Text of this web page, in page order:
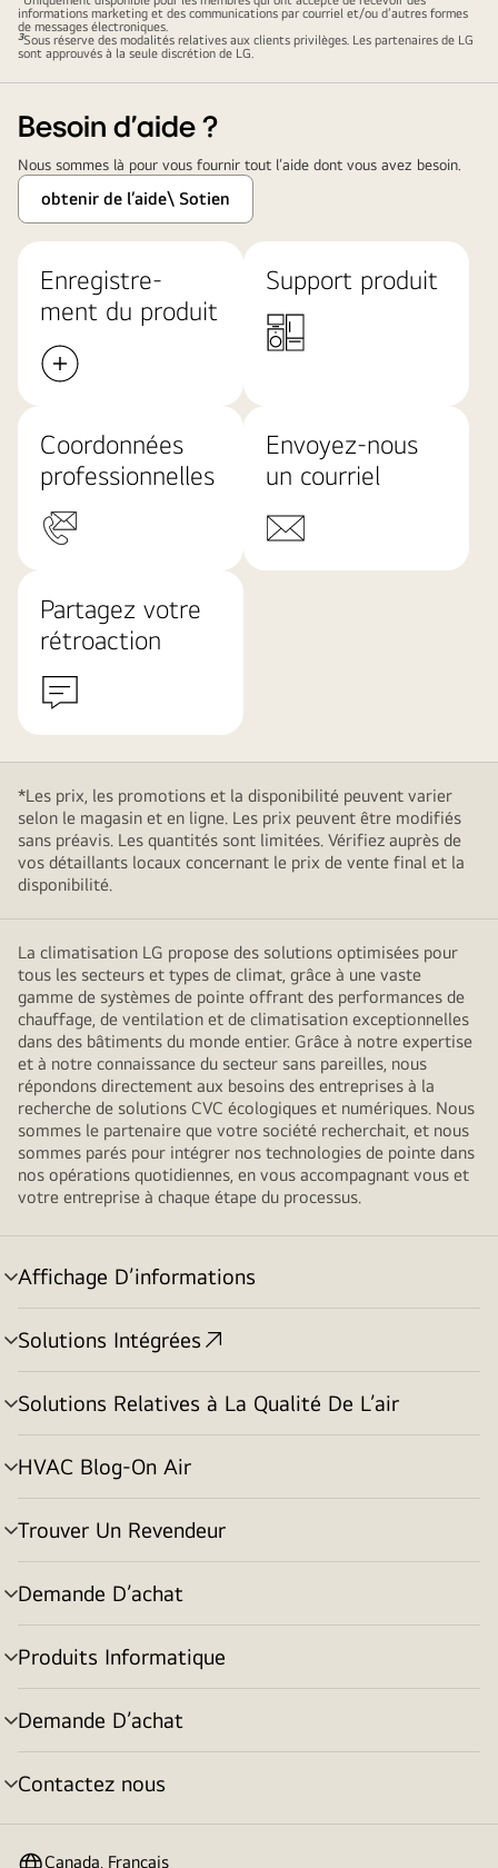
informations marketing et des communications par courriel et/ou d’autres formes
de messages électroniques.
3Sous réserve des modalités relatives aux clients privilèges. Les partenaires de LG
sont approuvés à la seule discrétion de LG.
Besoin d'aide ?
Nous sommes là pour vous fournir tout l’aide dont vous avez besoin.​
obtenir de l’aide\ Sotien​
Enregistre-
ment du produit
Support produit
Coordonnées
professionnelles
Envoyez-nous
un courriel
Partagez votre
rétroaction
*Les prix, les promotions et la disponibilité peuvent varier
selon le magasin et en ligne. Les prix peuvent être modifiés
sans préavis. Les quantités sont limitées. Vérifiez auprès de
vos détaillants locaux concernant le prix de vente final et la
disponibilité.
La climatisation LG propose des solutions optimisées pour
tous les secteurs et types de climat, grâce à une vaste
gamme de systèmes de pointe offrant des performances de
chauffage, de ventilation et de climatisation exceptionnelles
dans des bâtiments du monde entier. Grâce à notre expertise
et à notre connaissance du secteur sans pareilles, nous
répondons directement aux besoins des entreprises à la
recherche de solutions CVC écologiques et numériques. Nous
sommes le partenaire que votre société recherchait, et nous
sommes parés pour intégrer nos technologies de pointe dans
nos opérations quotidiennes, en vous accompagnant vous et
votre entreprise à chaque étape du processus.
Affichage D’informations
menu
basculement
Solutions Intégrées
menu
basculement
Solutions Relatives à La Qualité De L’air
menu
basculement
HVAC Blog-On Air
menu
basculement
Trouver Un Revendeur
menu
basculement
Demande D’achat
menu
basculement
Produits Informatique
menu
basculement
Demande D’achat
menu
basculement
Contactez nous
menu
Canada, Français